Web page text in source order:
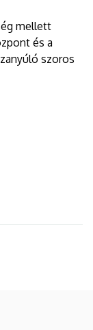
mellett
és a
szoros